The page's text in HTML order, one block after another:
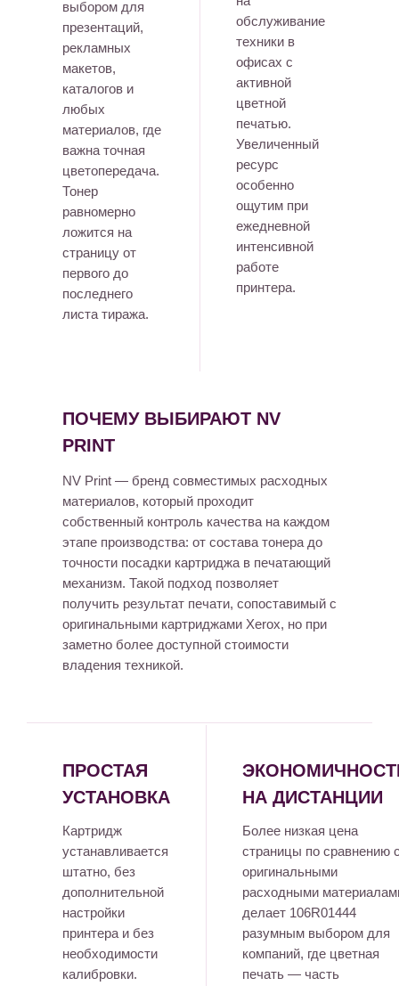
выбором для
презентаций,
рекламных
макетов,
каталогов и
любых
материалов, где
важна точная
цветопередача.
Тонер
равномерно
ложится на
страницу от
первого до
последнего
листа тиража.
обслуживание
техники в
офисах с
активной
цветной
печатью.
Увеличенный
ресурс
особенно
ощутим при
ежедневной
интенсивной
работе
принтера.
ПОЧЕМУ ВЫБИРАЮТ NV
PRINT
NV Print — бренд совместимых расходных
материалов, который проходит
собственный контроль качества на каждом
этапе производства: от состава тонера до
точности посадки картриджа в печатающий
механизм. Такой подход позволяет
получить результат печати, сопоставимый с
оригинальными картриджами Xerox, но при
заметно более доступной стоимости
владения техникой.
ПРОСТАЯ
УСТАНОВКА
Картридж
устанавливается
штатно, без
дополнительной
настройки
принтера и без
необходимости
калибровки.
НА ДИСТАНЦИИ
Более низкая цена
страницы по сравнению
оригинальными
расходными
делает 106R01444
разумным выбором для
компаний, где цветная
печать — часть